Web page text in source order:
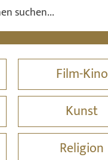
Film-Kino
Kunst
Religion